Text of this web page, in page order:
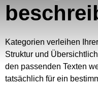
Kategorien verleihen
Struktur und
den passenden Texten
tatsächlich für ein